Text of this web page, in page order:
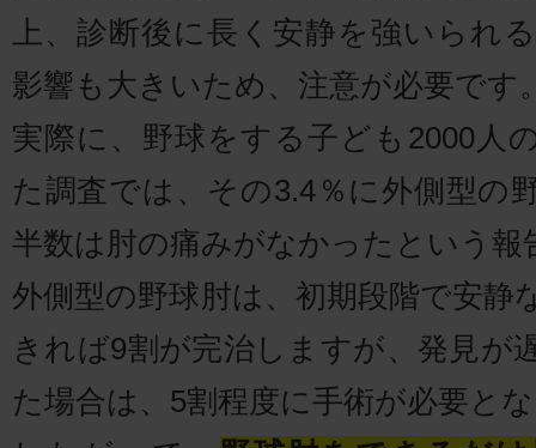
上、診断後に長く安静を強いられ
影響も大きいため、注意が必要です
実際に、野球をする子ども2000人
た調査では、その3.4％に外側型の
半数は肘の痛みがなかったという報
外側型の野球肘は、初期段階で安静
きれば9割が完治しますが、発見が
た場合は、5割程度に手術が必要と